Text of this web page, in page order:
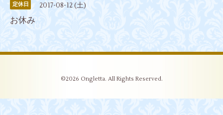
定休日 2017-08-12 (土)
お休み
©2026 Ongletta. All Rights Reserved.